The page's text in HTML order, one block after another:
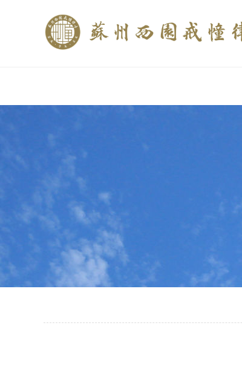
$description = category_description(); } elseif (is_tag()){
trim(strip_tags($description)); ?>